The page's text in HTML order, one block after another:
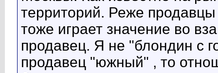
территорий. Реже
тоже играет значение во
продавец. Я не "блондин с
продавец "южный" , то